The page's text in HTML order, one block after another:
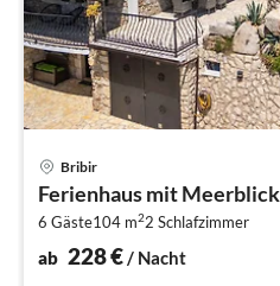
Bribir
Ferienhaus mit
6 Gäste104 m22 Schlafzimmer
ab 228€/ Nacht